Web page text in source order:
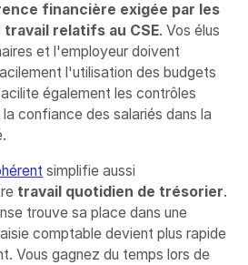
financière exigée par les
relatifs au CSE. Vos élus
et l'employeur doivent
l'utilisation des budgets
également les contrôles
confiance des salariés dans la
simplifie aussi
travail quotidien de trésorier.
trouve sa place dans une
comptable devient plus rapide
Vous gagnez du temps lors de